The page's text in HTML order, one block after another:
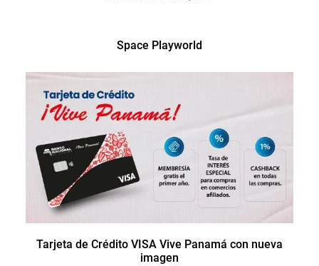
Space Playworld
Tarjeta de Crédito VISA Vive Panamá con nueva
imagen